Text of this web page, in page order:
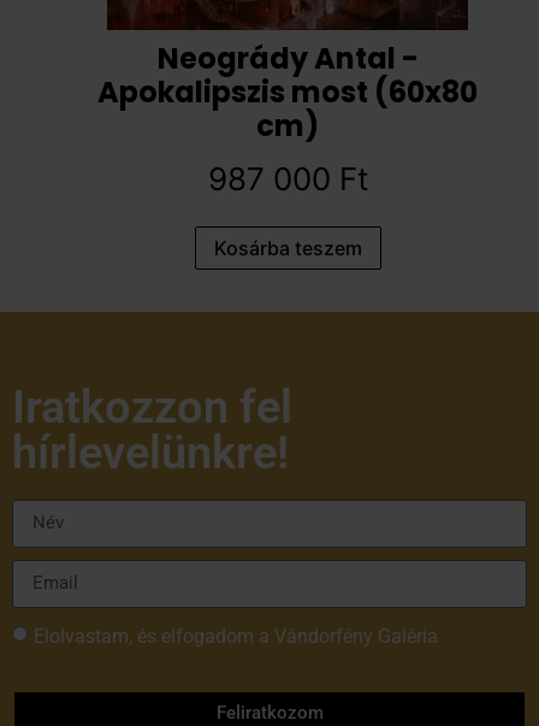
Neogrády Antal -
Apokalipszis most (60x80
cm)
987 000 Ft
Kosárba teszem
Iratkozzon fel
hírlevelünkre!
Elolvastam, és elfogadom a Vándorfény Galéria
Feliratkozom